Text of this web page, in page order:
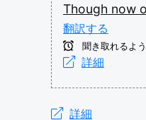
Though now
翻訳する
聞き取れるよ
詳細
詳細